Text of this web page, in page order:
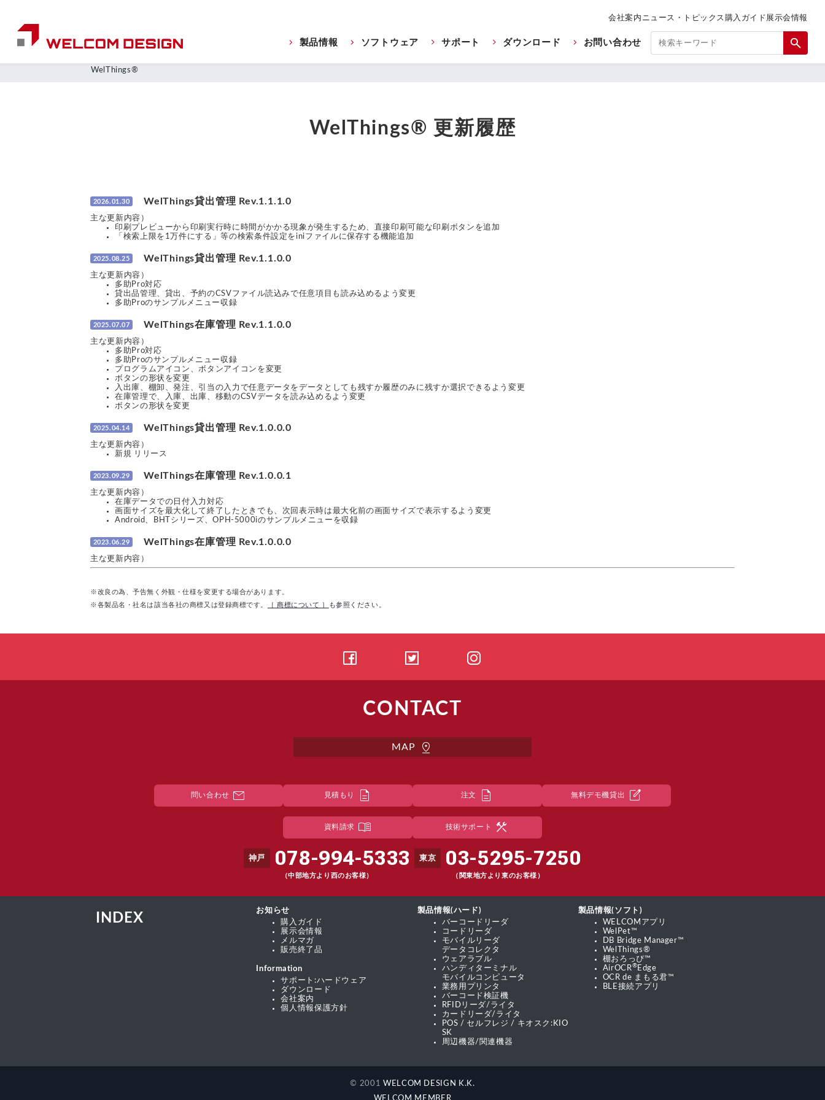
会社案内 ニュース・トピックス購入ガイド展示会情報
製品情報 ソフトウェア サポート ダウンロード お問い合わせ
WelThings®
WelThings® 更新履歴
2026.01.30 WelThings貸出管理 Rev.1.1.1.0
主な更新内容）
印刷プレビューから印刷実行時に時間がかかる現象が発生するため、直接印刷可能な印刷ボタンを追加
「検索上限を1万件にする」等の検索条件設定をiniファイルに保存する機能追加
2025.08.25 WelThings貸出管理 Rev.1.1.0.0
主な更新内容）
多助Pro対応
貸出品管理、貸出、予約のCSVファイル読込みで任意項目も読み込めるよう変更
多助Proのサンプルメニュー収録
2025.07.07 WelThings在庫管理 Rev.1.1.0.0
主な更新内容）
多助Pro対応
多助Proのサンプルメニュー収録
プログラムアイコン、ボタンアイコンを変更
ボタンの形状を変更
入出庫、棚卸、発注、引当の入力で任意データをデータとしても残すか履歴のみに残すか選択できるよう変更
在庫管理で、入庫、出庫、移動のCSVデータを読み込めるよう変更
ボタンの形状を変更
2025.04.14 WelThings貸出管理 Rev.1.0.0.0
主な更新内容）
新規 リリース
2023.09.29 WelThings在庫管理 Rev.1.0.0.1
主な更新内容）
在庫データでの日付入力対応
画面サイズを最大化して終了したときでも、次回表示時は最大化前の画面サイズで表示するよう変更
Android、BHTシリーズ、OPH-5000iのサンプルメニューを収録
2023.06.29 WelThings在庫管理 Rev.1.0.0.0
主な更新内容）
新規リリース（パッケージ版）
※改良の為、予告無く外観・仕様を変更する場合があります。
※各製品名・社名は該当各社の商標又は登録商標です。
［ 商標について ］ も参照ください。
CONTACT
MAP pin_drop
問い合わせ mail 見積もり description 注文 description 無料デモ機貸出 edit_square
資料請求 menu_book 技術サポート construction
神戸 078-994-5333
（中部地方より西のお客様）
東京 03-5295-7250
（関東地方より東のお客様）
INDEX
お知らせ
購入ガイド
展示会情報
メルマガ
販売終了品
Information
サポート:ハードウェア
ダウンロード
会社案内
個人情報保護方針
製品情報(ハード)
バーコードリーダ
コードリーダ
モバイルリーダ
データコレクタ
ウェアラブル
ハンディターミナル
モバイルコンピュータ
業務用プリンタ
バーコード検証機
RFIDリーダ/ライタ
カードリーダ/ライタ
POS / セルフレジ / キオスク:KIO
SK
周辺機器/関連機器
製品情報(ソフト)
WELCOMアプリ
WelPet™
DB Bridge Manager™
WelThings®
棚おろっぴ™
AirOCR® Edge
OCR de まもる君™
BLE接続アプリ
© 2001 WELCOM DESIGN K.K.
WELCOM MEMBER